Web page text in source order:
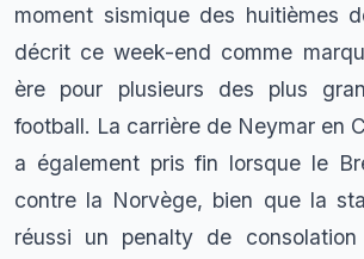
moment sismique des huitièmes
décrit ce week-end comme
ère pour plusieurs des plus
football. La carrière de Neymar en
a également pris fin lorsque le
contre la Norvège, bien que la
réussi un penalty de